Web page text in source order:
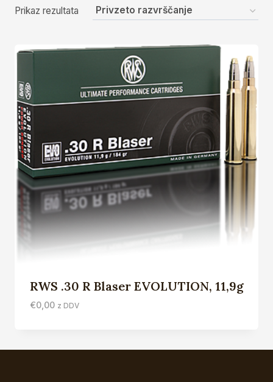
Prikaz rezultata
RWS .30 R Blaser EVOLUTION, 11,9g
€0,00 z DDV